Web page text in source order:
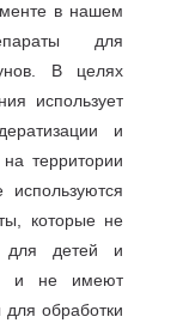
в нашем
для
В целях
использует
и
территории
которые не
для детей и
и не имеют
обработки